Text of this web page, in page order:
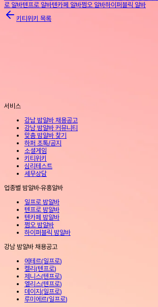
로 알바텐프로 알바텐카페 알바쩜오 알바하이퍼블릭 알바
키티위키 목록
서비스
강남 밤알바 채용공고
강남 밤알바 커뮤니티
맞춤 밤알바 찾기
하퍼 초톡/공지
소셜게임
키티위키
심리테스트
세무상담
업종별 밤알바·유흥알바
일프로 밤알바
텐프로 밤알바
텐카페 밤알바
쩜오 밤알바
하이퍼블릭 밤알바
강남 밤알바 채용공고
에테르(일프로)
켈리(텐프로)
제니스(텐프로)
엘리스(텐프로)
데이지(일프로)
루미에르(일프로)